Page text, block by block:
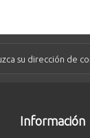
Información